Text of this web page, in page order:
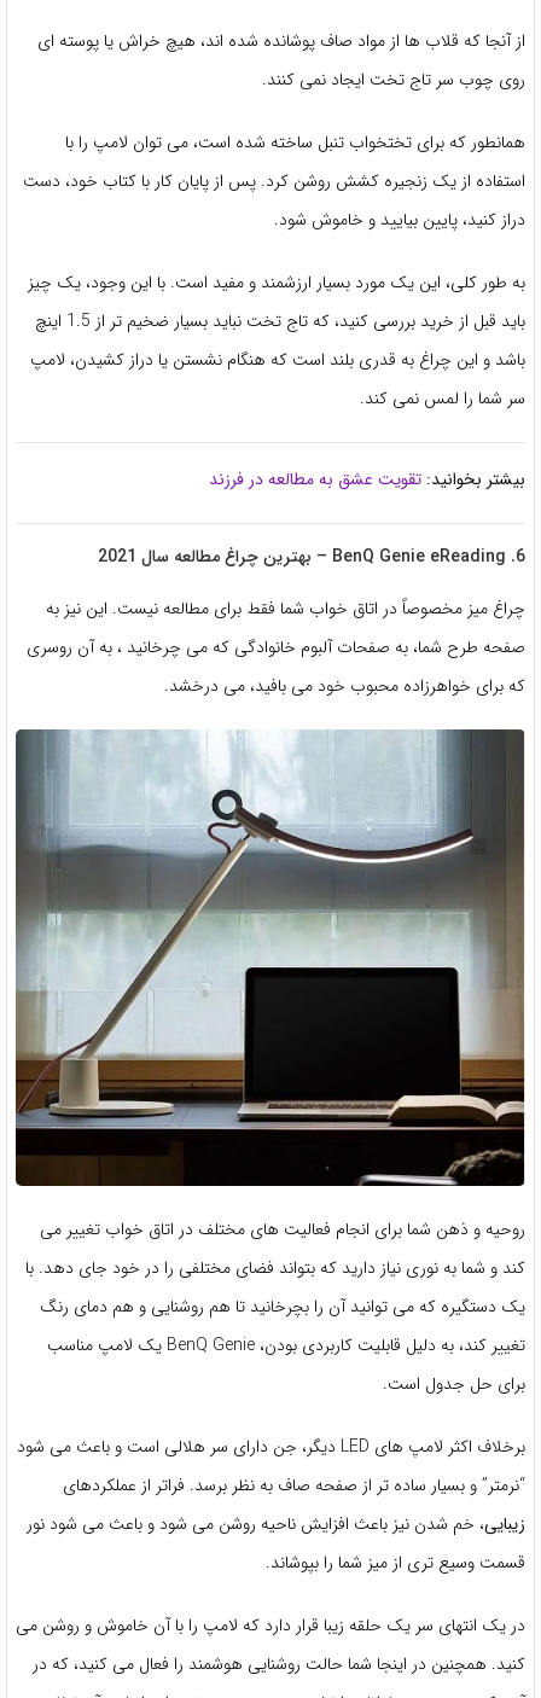
از آنجا که قلاب ها از مواد صاف پوشانده شده اند، هیچ خراش یا پوسته ای
روی چوب سر تاج تخت ایجاد نمی کنند.
همانطور که برای تختخواب تنبل ساخته شده است، می توان لامپ را با
استفاده از یک زنجیره کشش روشن کرد. پس از پایان کار با کتاب خود، دست
دراز کنید، پایین بیایید و خاموش شود.
به طور کلی، این یک مورد بسیار ارزشمند و مفید است. با این وجود، یک چیز
باید قبل از خرید بررسی کنید، که تاج تخت نباید بسیار ضخیم تر از 1.5 اینچ
باشد و این چراغ به قدری بلند است که هنگام نشستن یا دراز کشیدن، لامپ
سر شما را لمس نمی کند.
بیشتر بخوانید: تقویت عشق به مطالعه در فرزند
6. BenQ Genie eReading – بهترین چراغ مطالعه سال 2021
چراغ میز مخصوصاً در اتاق خواب شما فقط برای مطالعه نیست. این نیز به
صفحه طرح شما، به صفحات آلبوم خانوادگی که می چرخانید ، به آن روسری
که برای خواهرزاده محبوب خود می بافید، می درخشد.
روحیه و ذهن شما برای انجام فعالیت های مختلف در اتاق خواب تغییر می
کند و شما به نوری نیاز دارید که بتواند فضای مختلفی را در خود جای دهد. با
یک دستگیره که می توانید آن را بچرخانید تا هم روشنایی و هم دمای رنگ
تغییر کند، به دلیل قابلیت کاربردی بودن، BenQ Genie یک لامپ مناسب
برای حل جدول است.
برخلاف اکثر لامپ های LED دیگر، جن دارای سر هلالی است و باعث می شود
“نرمتر” و بسیار ساده تر از صفحه صاف به نظر برسد. فراتر از عملکردهای
زیبایی، خم شدن نیز باعث افزایش ناحیه روشن می شود و باعث می شود نور
قسمت وسیع تری از میز شما را بپوشاند.
در یک انتهای سر یک حلقه زیبا قرار دارد که لامپ را با آن خاموش و روشن می
کنید. همچنین در اینجا شما حالت روشنایی هوشمند را فعال می کنید، که در